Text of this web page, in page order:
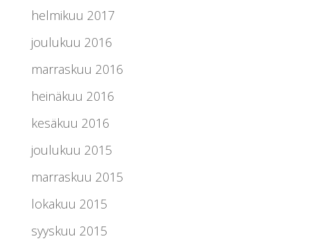
helmikuu 2017
joulukuu 2016
marraskuu 2016
heinäkuu 2016
kesäkuu 2016
joulukuu 2015
marraskuu 2015
lokakuu 2015
syyskuu 2015